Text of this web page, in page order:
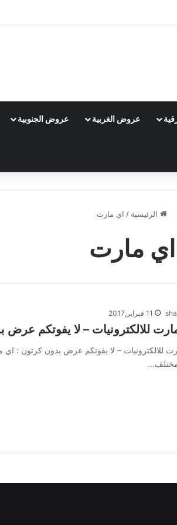
عروض الغربية عروض الجنوبية
الرئيسية / اي مارت
اي مارت
11 فبراير,2017
للالكترونيات – لا يفوتكم عرض
للالكترونيات – لا يفوتكم عرض بدون كرتون :